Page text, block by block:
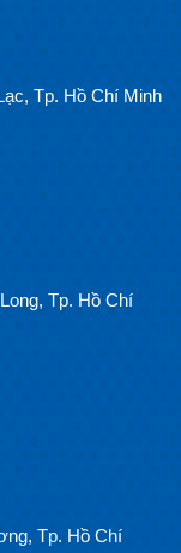
Tp. Hồ Chí Minh
Tp. Hồ Chí
Tp. Hồ Chí